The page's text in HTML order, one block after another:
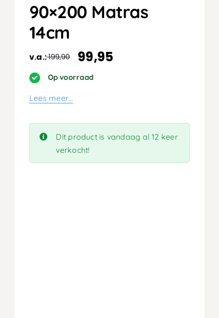
90×200 Matras
14cm
v.a.:199,90
Oorspronkelijke
prijs
was:
199,90.
99,95
Huidige
prijs
is:
99,95.
Op voorraad
Lees meer…
Dit product is vandaag al 12 keer
verkocht!